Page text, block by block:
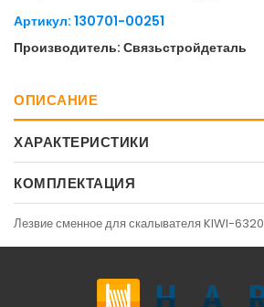
Артикул: 130701-00251
Производитель: Связьстройдеталь
ОПИСАНИЕ
ХАРАКТЕРИСТИКИ
КОМПЛЕКТАЦИЯ
Лезвие сменное для скалывателя KIWI-6320